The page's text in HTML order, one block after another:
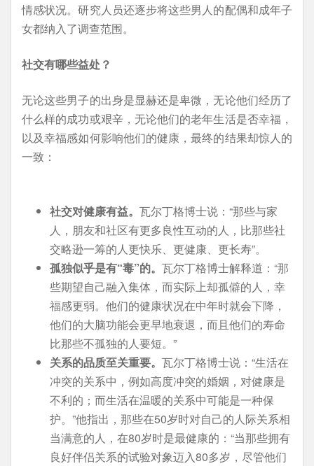
情感状况。研究人员还逐步将这些男人的配偶和成年子
女都纳入了调查范围。
社交有哪些益处？
无论这些男子的出身是显赫还是卑微，无论他们经历了
什么样的成功或艰辛，无论他们的老年生活是否幸福，
以及幸福感如何影响他们的健康，最终的结果却惊人的
一致：
社交对健康有益。 瓦尔丁格博士说：“那些与家
人，朋友和社区有更多良性互动的人，比那些社
交略逊一筹的人更快乐、更健康、更长寿”。
孤独似乎是有“毒”的。 瓦尔丁格博士解释道：“那
些期望自己融入集体，而实际上却孤僻的人，幸
福感更弱。他们的健康状况在中年时就会下降，
他们的大脑功能会更早地衰退，而且他们的寿命
比那些不孤独的人要短。”
关系的品质至关重要。 瓦尔丁格博士说：“生活在
冲突的关系中，例如高度冲突的婚姻，对健康是
不利的；而生活在温暖的关系中可能是一种保
护。”他指出，那些在50岁时对自己的人际关系相
当满意的人，在80岁时是最健康的：“当那些拥有
良好伴侣关系的试验对象迈入80多岁，尽管他们